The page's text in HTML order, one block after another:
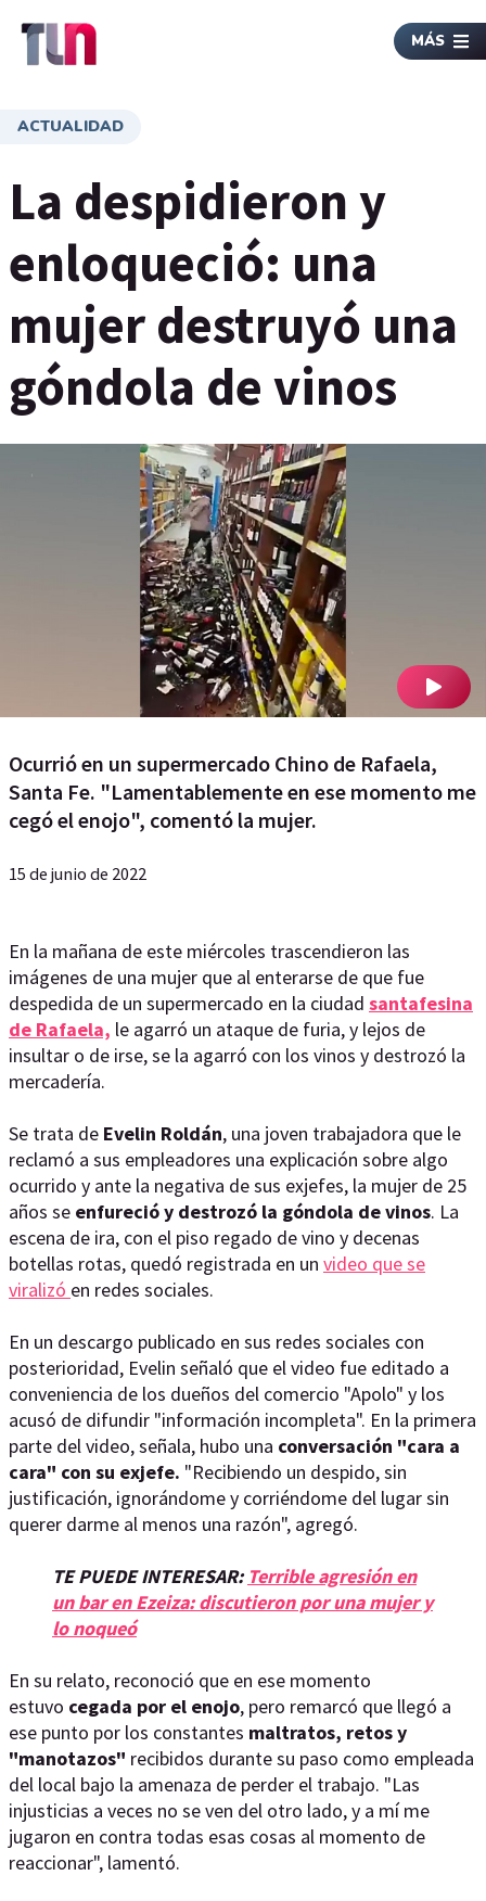
MÁS
ACTUALIDAD
La despidieron y
enloqueció: una
mujer destruyó una
góndola de vinos
Ocurrió en un supermercado Chino de Rafaela,
Santa Fe. "Lamentablemente en ese momento me
cegó el enojo", comentó la mujer.
15 de junio de 2022
En la mañana de este miércoles trascendieron las
imágenes de una mujer que al enterarse de que fue
despedida de un supermercado en la ciudad santafesina
de Rafaela, le agarró un ataque de furia, y lejos de
insultar o de irse, se la agarró con los vinos y destrozó la
mercadería.
Se trata de Evelin Roldán, una joven trabajadora que le
reclamó a sus empleadores una explicación sobre algo
ocurrido y ante la negativa de sus exjefes, la mujer de 25
años se enfureció y destrozó la góndola de vinos. La
escena de ira, con el piso regado de vino y decenas
botellas rotas, quedó registrada en un video que se
viralizó en redes sociales.
En un descargo publicado en sus redes sociales con
posterioridad, Evelin señaló que el video fue editado a
conveniencia de los dueños del comercio "Apolo" y los
acusó de difundir "información incompleta". En la primera
parte del video, señala, hubo una conversación "cara a
cara" con su exjefe. "Recibiendo un despido, sin
justificación, ignorándome y corriéndome del lugar sin
querer darme al menos una razón", agregó.
TE PUEDE INTERESAR: Terrible agresión en
un bar en Ezeiza: discutieron por una mujer y
lo noqueó
En su relato, reconoció que en ese momento
estuvo cegada por el enojo, pero remarcó que llegó a
ese punto por los constantes maltratos, retos y
"manotazos" recibidos durante su paso como empleada
del local bajo la amenaza de perder el trabajo. "Las
injusticias a veces no se ven del otro lado, y a mí me
jugaron en contra todas esas cosas al momento de
reaccionar", lamentó.